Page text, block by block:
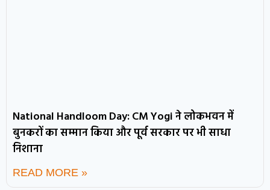
National Handloom Day: CM Yogi ने लोकभवन में
बुनकरों का सम्मान किया और पूर्व सरकार पर भी साधा
निशाना
READ MORE »